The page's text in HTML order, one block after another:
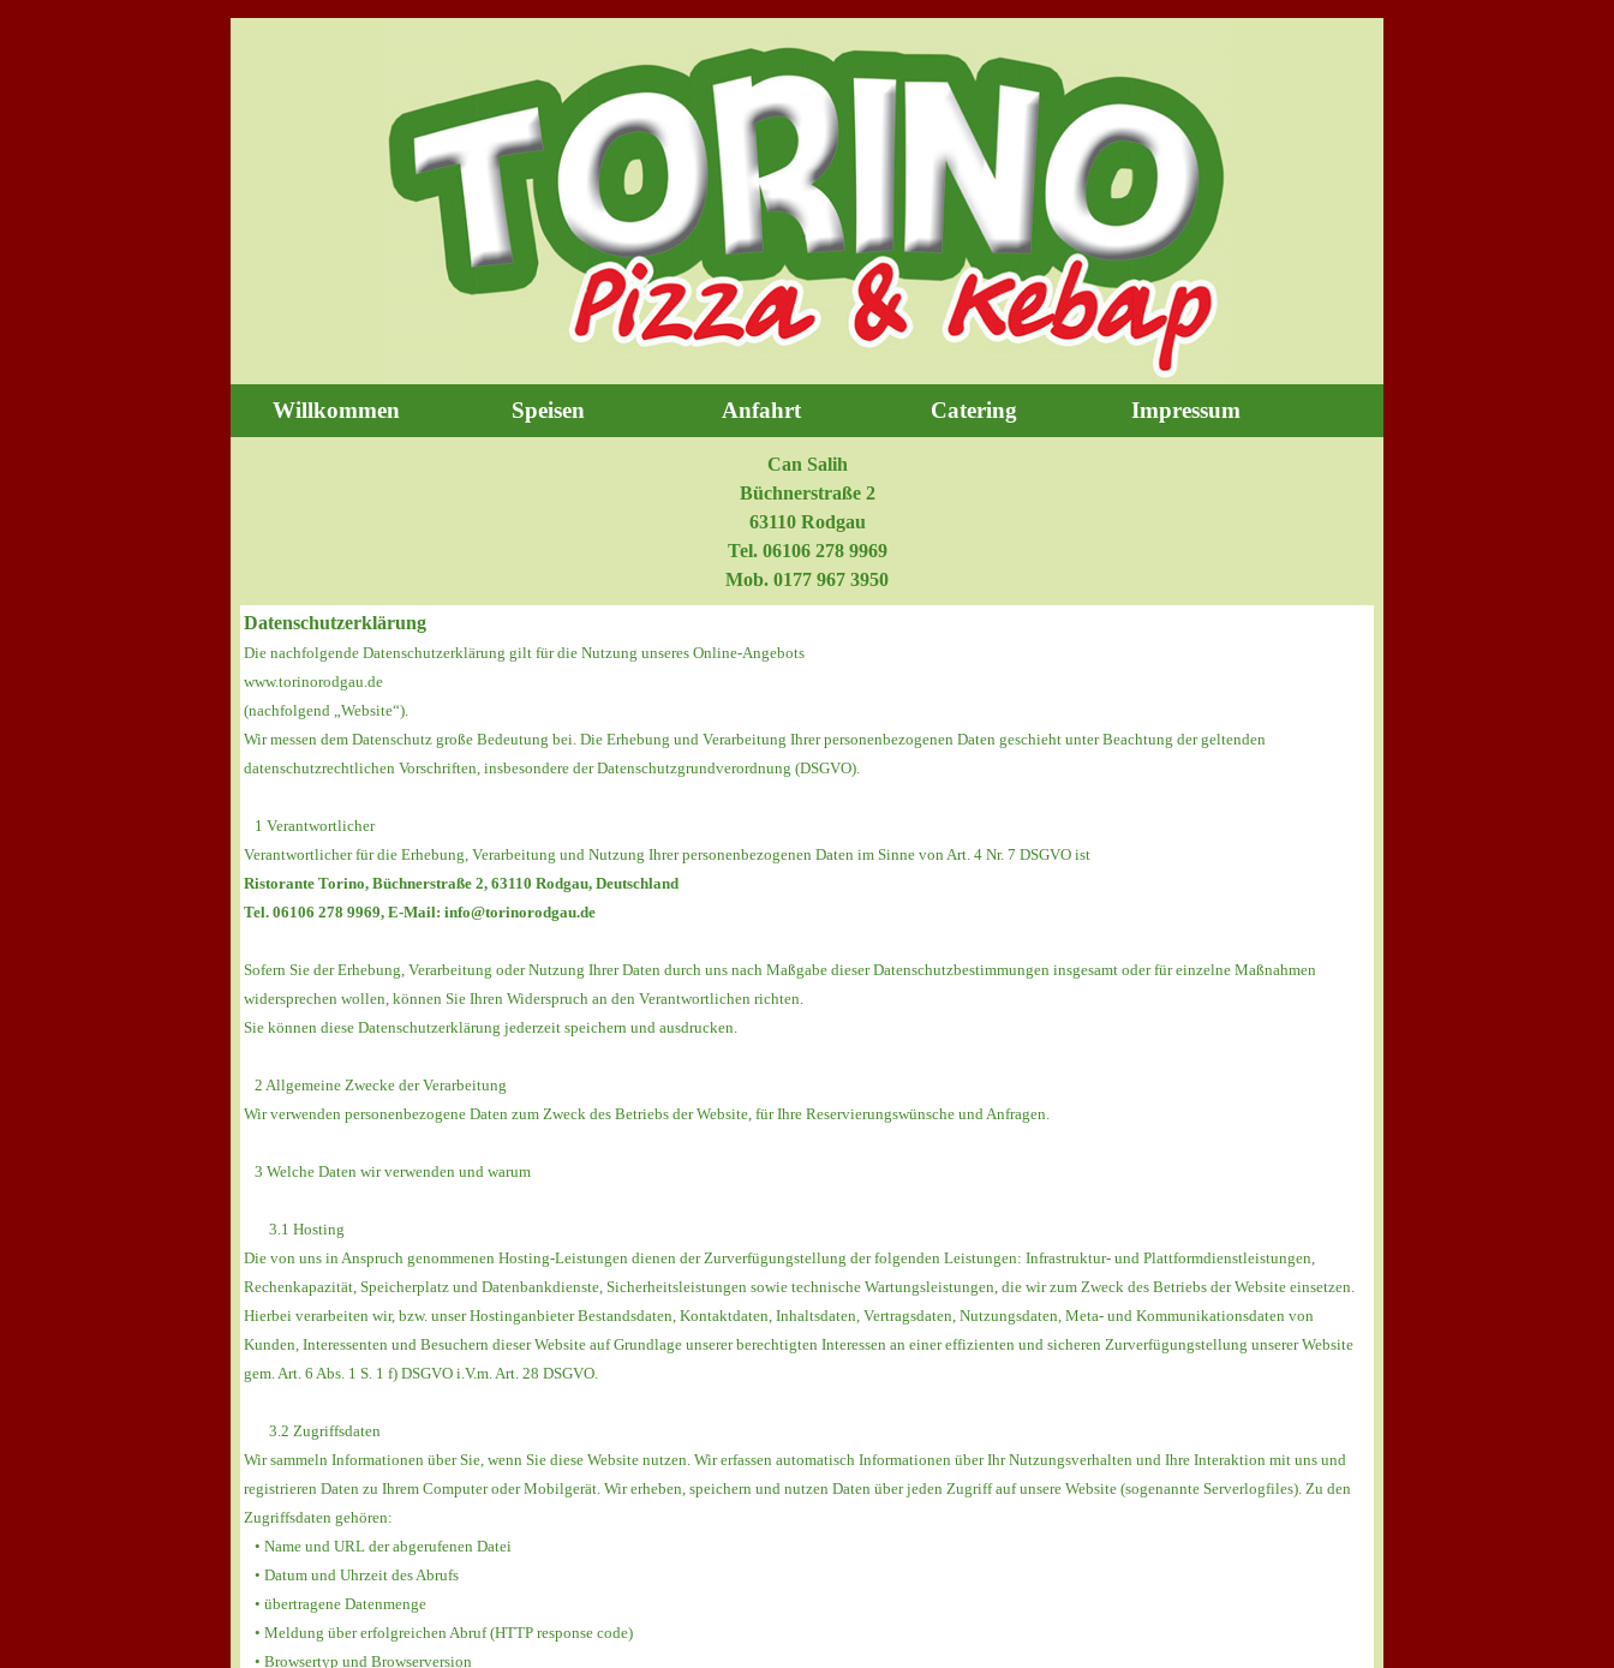
Menü überspringen
Willkommen Speisen Anfahrt Catering Impressum
Can Salih
Büchnerstraße 2
63110 Rodgau
Tel. 06106 278 9969
Mob. 0177 967 3950
Datenschutzerklärung
Die nachfolgende Datenschutzerklärung gilt für die Nutzung unseres Online-Angebots
www.torinorodgau.de
(nachfolgend „Website“).
Wir messen dem Datenschutz große Bedeutung bei. Die Erhebung und Verarbeitung Ihrer personenbezogenen Daten geschieht unter Beachtung der geltenden
datenschutzrechtlichen Vorschriften, insbesondere der Datenschutzgrundverordnung (DSGVO).
1 Verantwortlicher
Verantwortlicher für die Erhebung, Verarbeitung und Nutzung Ihrer personenbezogenen Daten im Sinne von Art. 4 Nr. 7 DSGVO ist
Ristorante Torino, Büchnerstraße 2, 63110 Rodgau, Deutschland
Tel. 06106 278 9969, E-Mail: info@torinorodgau.de
Sofern Sie der Erhebung, Verarbeitung oder Nutzung Ihrer Daten durch uns nach Maßgabe dieser Datenschutzbestimmungen insgesamt oder für einzelne Maßnahmen
widersprechen wollen, können Sie Ihren Widerspruch an den Verantwortlichen richten.
Sie können diese Datenschutzerklärung jederzeit speichern und ausdrucken.
2 Allgemeine Zwecke der Verarbeitung
Wir verwenden personenbezogene Daten zum Zweck des Betriebs der Website, für Ihre Reservierungswünsche und Anfragen.
3 Welche Daten wir verwenden und warum
3.1 Hosting
Die von uns in Anspruch genommenen Hosting-Leistungen dienen der Zurverfügungstellung der folgenden Leistungen: Infrastruktur- und Plattformdienstleistungen,
Rechenkapazität, Speicherplatz und Datenbankdienste, Sicherheitsleistungen sowie technische Wartungsleistungen, die wir zum Zweck des Betriebs der Website einsetzen.
Hierbei verarbeiten wir, bzw. unser Hostinganbieter Bestandsdaten, Kontaktdaten, Inhaltsdaten, Vertragsdaten, Nutzungsdaten, Meta- und Kommunikationsdaten von
Kunden, Interessenten und Besuchern dieser Website auf Grundlage unserer berechtigten Interessen an einer effizienten und sicheren Zurverfügungstellung unserer Website
gem. Art. 6 Abs. 1 S. 1 f) DSGVO i.V.m. Art. 28 DSGVO.
3.2 Zugriffsdaten
Wir sammeln Informationen über Sie, wenn Sie diese Website nutzen. Wir erfassen automatisch Informationen über Ihr Nutzungsverhalten und Ihre Interaktion mit uns und
registrieren Daten zu Ihrem Computer oder Mobilgerät. Wir erheben, speichern und nutzen Daten über jeden Zugriff auf unsere Website (sogenannte Serverlogfiles). Zu den
Zugriffsdaten gehören:
• Name und URL der abgerufenen Datei
• Datum und Uhrzeit des Abrufs
• übertragene Datenmenge
• Meldung über erfolgreichen Abruf (HTTP response code)
• Browsertyp und Browserversion